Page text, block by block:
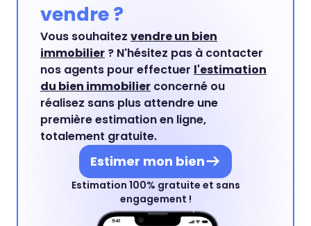
vendre ?
Vous souhaitez vendre un bien
immobilier ? N'hésitez pas à contacter
nos agents pour effectuer l'estimation
du bien immobilier concerné ou
réalisez sans plus attendre une
première estimation en ligne,
totalement gratuite.
Estimer mon bien
Estimation 100% gratuite et sans
engagement !